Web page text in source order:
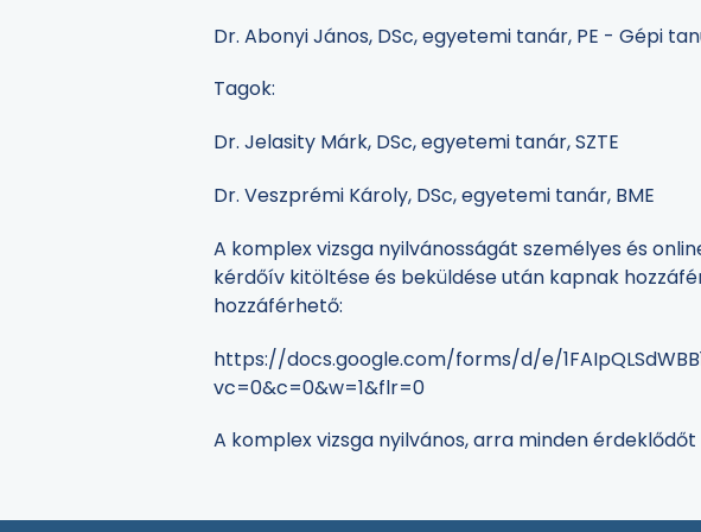
Dr. Abonyi János, DSc, egyetemi tanár, PE - Gépi
Tagok:
Dr. Jelasity Márk, DSc, egyetemi tanár, SZTE
Dr. Veszprémi Károly, DSc, egyetemi tanár, BME
A komplex vizsga nyilvánosságát személyes és
kérdőív kitöltése és beküldése után kapnak
hozzáférhető:
https://docs.google.com/forms/d/e/
vc=0&c=0&w=1&flr=0
A komplex vizsga nyilvános, arra minden